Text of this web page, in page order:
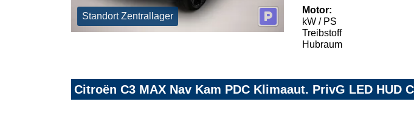
Standort Zentrallager
Motor:
kW / PS
Treibstoff
Hubraum
Citroën C3 MAX Nav Kam PDC Klimaaut. PrivG LED HUD